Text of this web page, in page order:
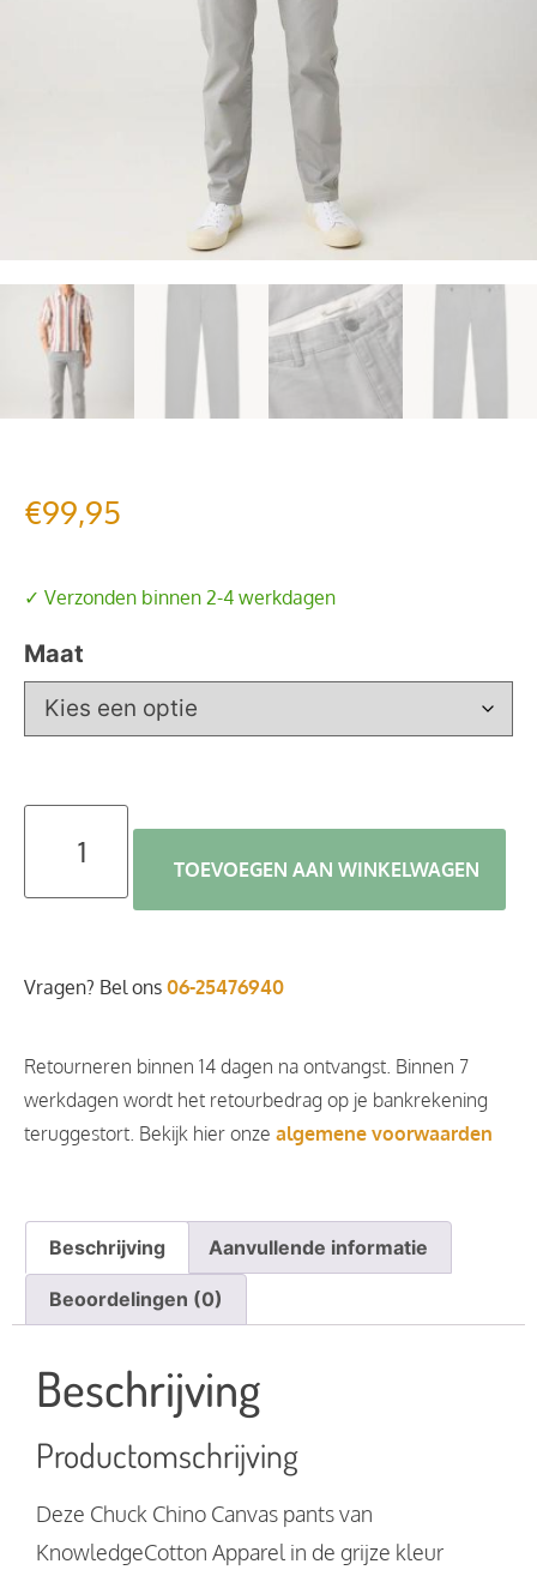
€99,95
✓ Verzonden binnen 2-4 werkdagen
Maat
TOEVOEGEN AAN WINKELWAGEN
Vragen? Bel ons 06-25476940
Retourneren binnen 14 dagen na ontvangst. Binnen 7
werkdagen wordt het retourbedrag op je bankrekening
teruggestort. Bekijk hier onze algemene voorwaarden
Beschrijving Aanvullende informatie
Beoordelingen (0)
Beschrijving
Productomschrijving
Deze Chuck Chino Canvas pants van
KnowledgeCotton Apparel in de grijze kleur